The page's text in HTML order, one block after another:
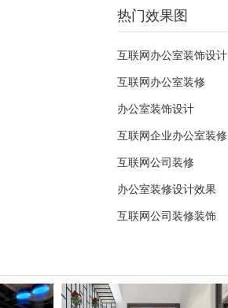
热门效果图
互联网办公室装饰设计
互联网办公室装修
办公室装饰设计
互联网企业办公室装修
互联网公司装修
办公室装修设计效果
互联网公司装修装饰